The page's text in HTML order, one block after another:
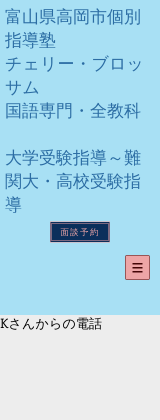
富山県高岡市個別
指導塾
チェリー・ブロッ
サム
​国語専門・全教科
大学受験指導～難
関大・高校受験指
導
面談予約
Kさんからの電話